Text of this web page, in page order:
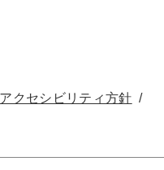
クセシビリティ方針